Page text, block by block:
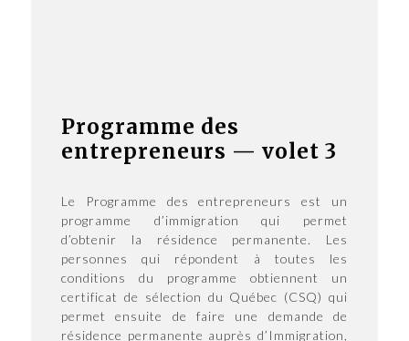
Programme des
entrepreneurs — volet 3
Le Programme des entrepreneurs est un
programme d’immigration qui permet
d’obtenir la résidence permanente. Les
personnes qui répondent à toutes les
conditions du programme obtiennent un
certificat de sélection du Québec (CSQ) qui
permet ensuite de faire une demande de
résidence permanente auprès d’Immigration,